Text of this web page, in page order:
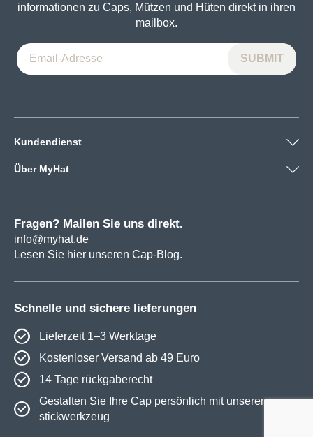
informationen zu Caps, Mützen und Hüten direkt in ihren
mailbox.
Kundendienst
Über MyHat
Fragen? Mailen Sie uns direkt.
info@myhat.de
Lesen Sie hier unseren Cap-Blog.
Schnelle und sichere lieferungen
Lieferzeit 1–3 Werktage
Kostenloser Versand ab 49 Euro
14 Tage rückgaberecht
Gestalten Sie Ihre Cap persönlich mit unserem
stickwerkzeug